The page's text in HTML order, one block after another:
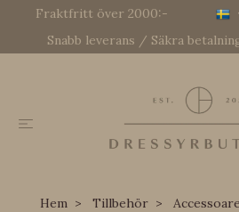
Fraktfritt över 2000:-
Snabb leverans / Säkra
Hem Tillbehör